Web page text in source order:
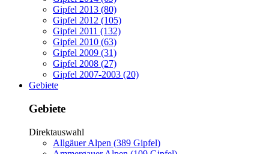
Gipfel 2013 (80)
Gipfel 2012 (105)
Gipfel 2011 (132)
Gipfel 2010 (63)
Gipfel 2009 (31)
Gipfel 2008 (27)
Gipfel 2007-2003 (20)
Gebiete
Gebiete
Direktauswahl
Allgäuer Alpen (389 Gipfel)